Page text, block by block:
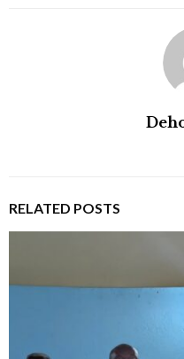
RELATED POSTS